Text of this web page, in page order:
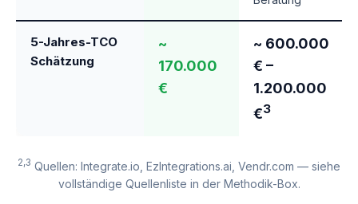
5-Jahres-TCO
Schätzung
~
170.000
€
~ 600.000
€ –
1.200.000
€3
2,3 Quellen: Integrate.io, EzIntegrations.ai, Vendr.com — siehe
vollständige Quellenliste in der Methodik-Box.